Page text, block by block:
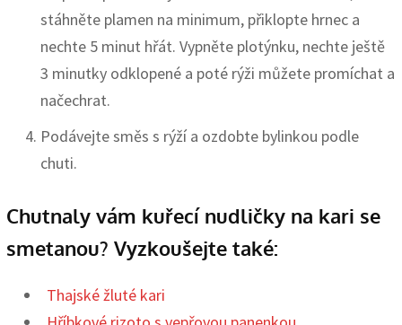
stáhněte plamen na minimum, přiklopte hrnec a
nechte 5 minut hřát. Vypněte plotýnku, nechte ještě
3 minutky odklopené a poté rýži můžete promíchat a
načechrat.
Podávejte směs s rýží a ozdobte bylinkou podle
chuti.
Chutnaly vám kuřecí nudličky na kari se
smetanou? Vyzkoušejte také:
Thajské žluté kari